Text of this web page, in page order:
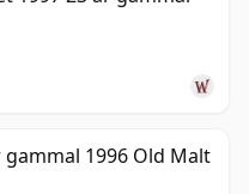
1996 Old Malt